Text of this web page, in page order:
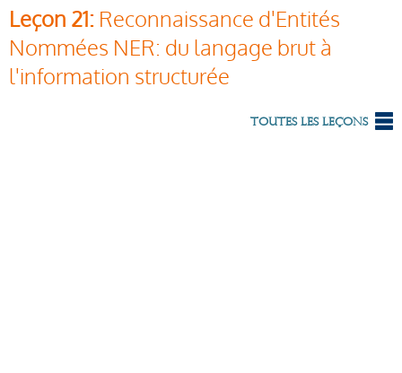
Leçon 21: Reconnaissance d'Entités
Nommées NER: du langage brut à
l'information structurée
Toutes les leçons